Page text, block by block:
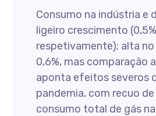
Consumo na indústria e
ligeiro crescimento
respetivamente); alta no
0,6%, mas comparação
aponta efeitos severos
pandemia, com recuo de
consumo total de gás